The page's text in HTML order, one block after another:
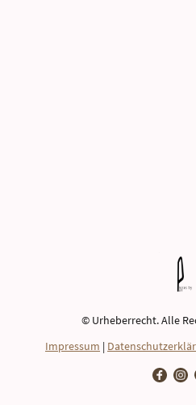
© Urheberrecht. Alle
Impressum |